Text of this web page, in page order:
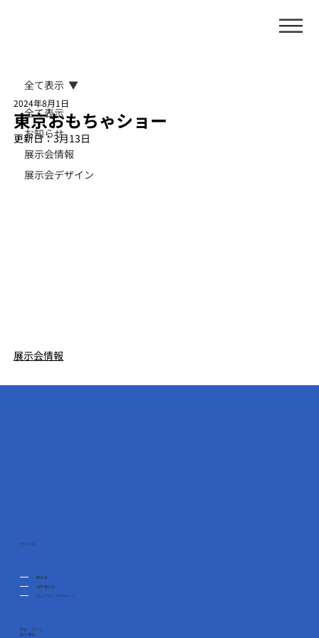
全て表示
お知らせ
展示会情報
展示会デザイン
全て表示
東京おもちゃショー
2024年8月1日
更新日：3月13日
展示会情報
サービス
展示会
海外展示会
ポップアップデザイン
料金・プラン
施工事例